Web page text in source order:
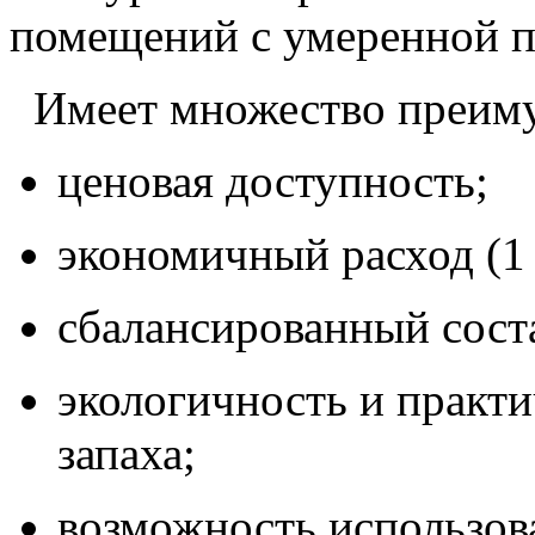
помещений с умеренной
Имеет множество
ценовая доступность;
экономичный расход
сбалансированный
экологичность и
запаха;